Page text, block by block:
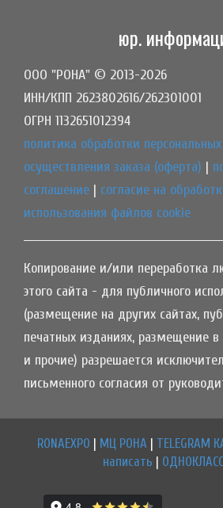
юр.
ООО "РОНА" © 2013-2026
ИНН/КПП 2623802616/262301001
ОГРН 1132651012394
политика обработки
осуществления заказа (оферта) |
соглашение | согласие на
использования файлов cookie
Копирование и/или переработка
этого сайта - для публичного
(размещение на других сайтах,
печатных изданиях, размещение
и прочие) разрешается
письменного согласия от
RONAEXPO МЦ РОНА TELEGRAM
написать